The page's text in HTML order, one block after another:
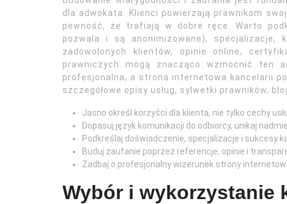
dla adwokata. Klienci powierzają prawnikom
pewność, że trafiają w dobre ręce. Warto
pozwala i są anonimizowane), specjalizacje,
zadowolonych klientów, opinie online,
prawniczych mogą znacząco wzmocnić ten
profesjonalna, a strona internetowa kancelarii
szczegółowe opisy usług, sylwetki prawników,
Jasno określ korzyści dla klienta, nie tylko cechy
Dopasuj język komunikacji do odbiorcy, unikaj
Podkreślaj doświadczenie, specjalizacje i sukcesy
Buduj zaufanie poprzez referencje, opinie i
Zadbaj o profesjonalny wizerunek strony
Wybór i wykorzystanie